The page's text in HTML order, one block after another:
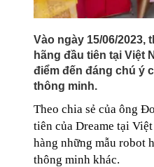
Vào ngày 15/06/
hãng đầu tiên tại Việt
điểm đến đáng chú ý
thông minh.
Theo chia sẻ của ông
tiên của Dreame tại
hàng những mẫu robot
thông minh khác.